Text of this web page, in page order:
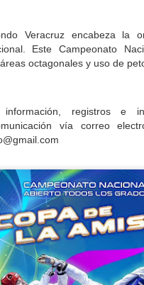
Veracruz encabeza la
Este Campeonato
octagonales y uso de
registros e
vía correo